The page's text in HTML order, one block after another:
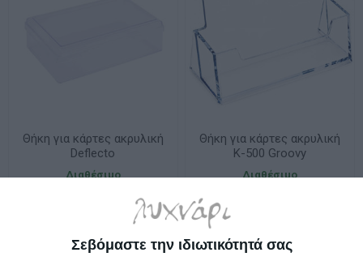
Σεβόμαστε την ιδιωτικότητά σας
Θήκη για κάρτες ακρυλική
Deflecto
Διαθέσιμο
Θήκη για κάρτες ακρυλική
K-500 Groovy
Διαθέσιμο